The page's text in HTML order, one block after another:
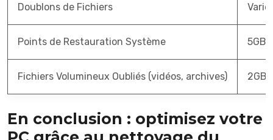
Doublons de Fichiers Varie
Points de Restauration Système 5GB
Fichiers Volumineux Oubliés (vidéos, archives) 2GB
En conclusion : optimisez votre